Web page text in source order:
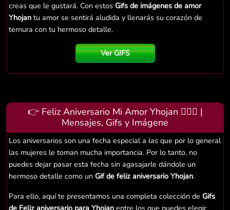
creas que le gustará. Con estos Gifs de imágenes de amor
Yhojan tu amor se sentirá aludida y llenarás su corazón de
ternura con tu hermoso detalle.
Ver GIFS
👉 Feliz Aniversario Mi Amor Yhojan 👨‍❤️‍👨 |
Mensajes, Gifs y Imágene
Los aniversarios son una fecha especial a las que por lo general
las mujeres le toman mucha importancia. Por lo tanto, no
puedes dejar pasar esta fecha sin agasajarle dándole un
hermoso detalle como un Gif de feliz aniversario Yhojan.
Para ello, aquí te presentamos una completa colección de Gifs